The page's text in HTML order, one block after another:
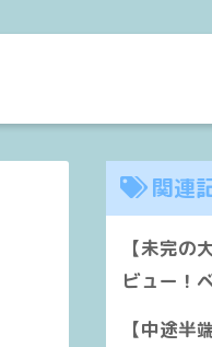
関連
【未完
ビュー！
【中途